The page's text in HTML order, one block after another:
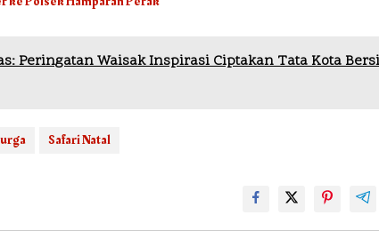
Peringatan Waisak Inspirasi Ciptakan Tata Kota
Safari Natal